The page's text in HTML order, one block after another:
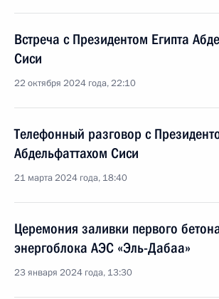
Встреча с Президентом Египта
Сиси
22 октября 2024 года, 22:10
Телефонный разговор с
Абдельфаттахом Сиси
21 марта 2024 года, 18:40
Церемония заливки первого
энергоблока АЭС «Эль-Дабаа»
23 января 2024 года, 13:30